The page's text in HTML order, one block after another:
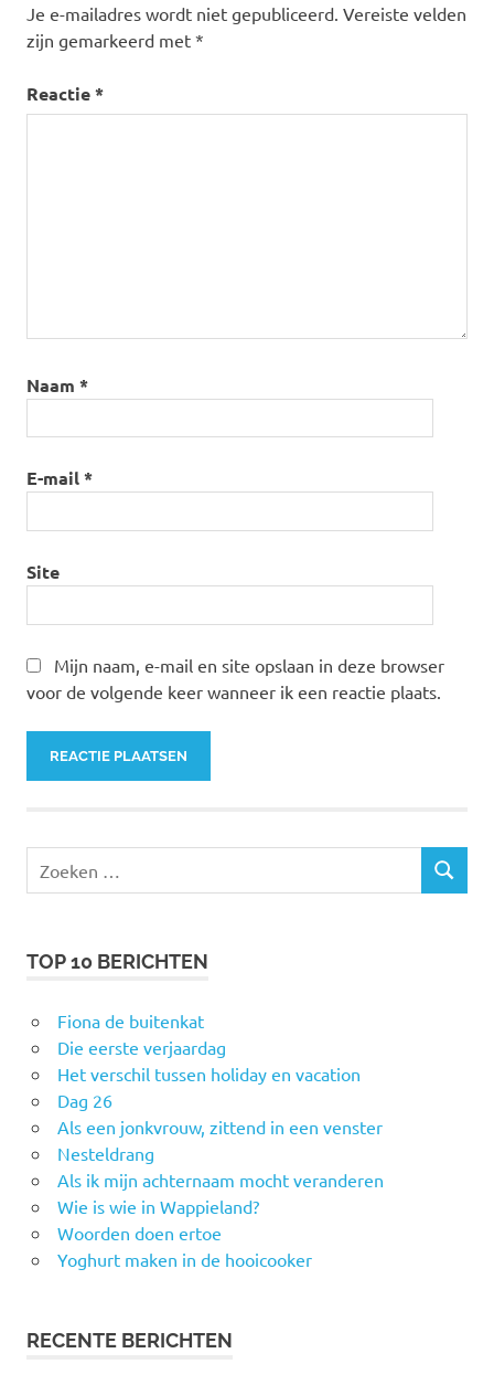
Je e-mailadres wordt niet gepubliceerd. Vereiste velden
zijn gemarkeerd met *
Reactie*
Naam *
E-mail*
Site
Mijn naam, e-mail en site opslaan in deze browser
voor de volgende keer wanneer ik een reactie plaats.
naar:
ZOEKEN
TOP 10 BERICHTEN
Fiona de buitenkat
Die eerste verjaardag
Het verschil tussen holiday en vacation
Dag 26
Als een jonkvrouw, zittend in een venster
Nesteldrang
Als ik mijn achternaam mocht veranderen
Wie is wie in Wappieland?
Woorden doen ertoe
Yoghurt maken in de hooicooker
RECENTE BERICHTEN